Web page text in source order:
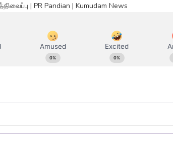
| PR Pandian | Kumudam News